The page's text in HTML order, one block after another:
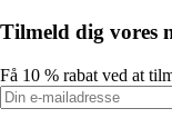
Tilmeld dig vores
Få 10 % rabat ved at